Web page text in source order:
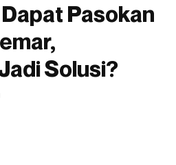
Pasokan
Solusi?